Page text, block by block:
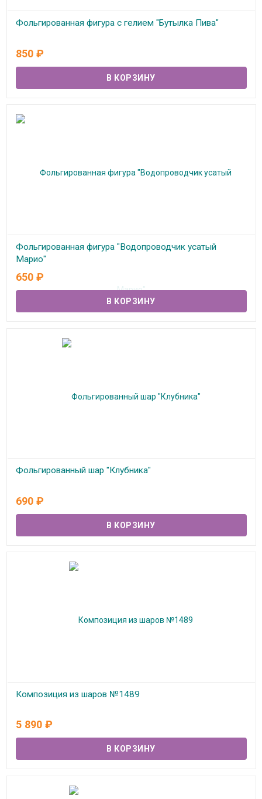
Фольгированная фигура с гелием "Бутылка Пива"
850 ₽
Фольгированная фигура "Водопроводчик усатый
Марио"
В наличии
650 ₽
Фольгированный шар "Клубника"
690 ₽
Композиция из шаров №1489
5 890 ₽